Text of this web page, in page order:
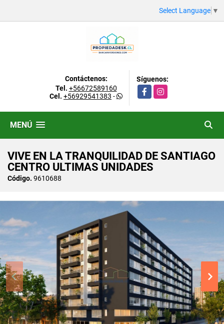
Select Language ▼
Contáctenos:
Tel. +56672589160
Cel. +56929541383 -
Síguenos:
FacebookInstagram
MENÚ
VIVE EN LA TRANQUILIDAD DE SANTIAGO
CENTRO ULTIMAS UNIDADES
Código. 9610688